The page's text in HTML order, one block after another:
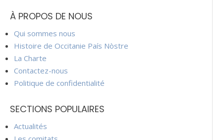
À PROPOS DE NOUS
Qui sommes nous
Histoire de Occitanie País Nòstre
La Charte
Contactez-nous
Politique de confidentialité
SECTIONS POPULAIRES
Actualités